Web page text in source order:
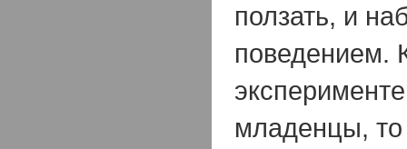
ползать, и
поведением.
младенцы,